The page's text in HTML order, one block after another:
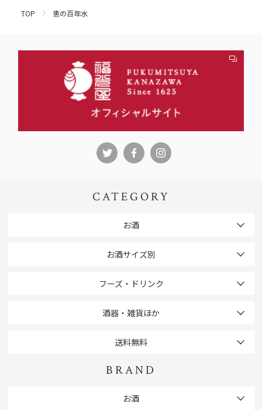
TOP 恵の百年水
CATEGORY
お酒
お酒サイズ別
フーズ・ドリンク
酒器・雑貨ほか
送料無料
BRAND
お酒